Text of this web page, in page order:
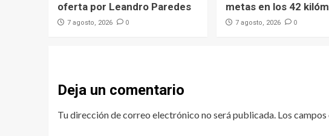
oferta por Leandro Paredes
7 agosto, 2026 0
metas en los 42
7 agosto, 2026 0
Deja un comentario
Tu dirección de correo electrónico no será publicada. Los